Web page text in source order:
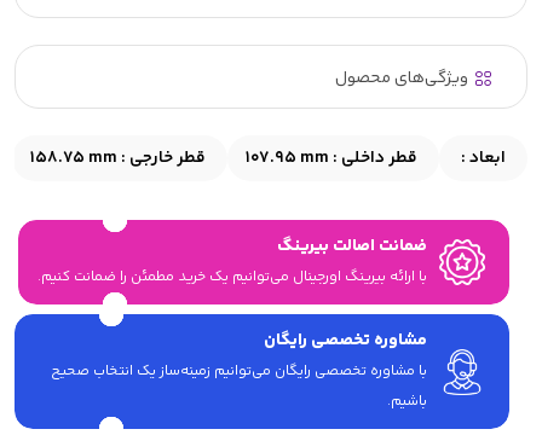
ویژگی‌های محصول
ابعاد : قطر داخلی : 107.95 mm قطر خارجی : 158.75 mm
ضمانت اصالت بیرینگ
با ارائه بیرینگ اورجینال می‎‌توانیم یک خرید مطمئن را ضمانت کنیم.
مشاوره تخصصی رایگان
با مشاوره تخصصی رایگان می‌توانیم زمینه‌ساز یک انتخاب صحیح
باشیم.